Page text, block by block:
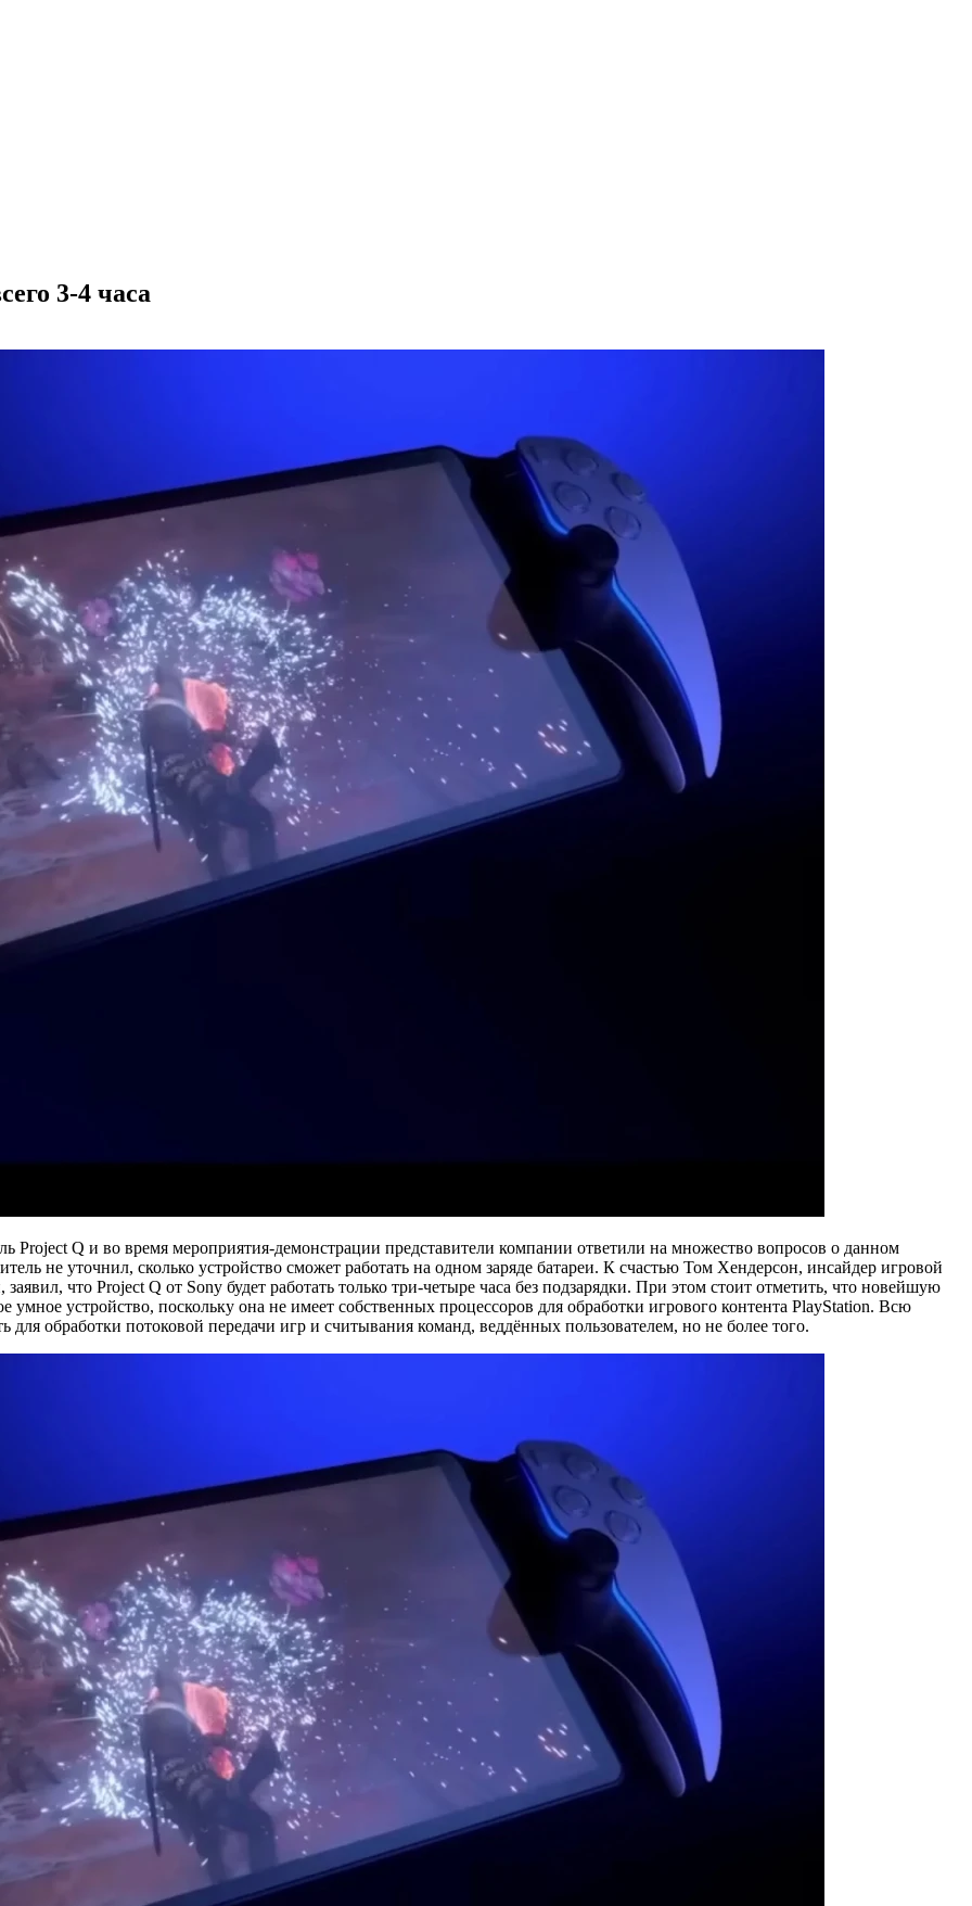
3-4 часа
Project Q и во время мероприятия-демонстрации представители компании ответили на множество вопросов о данном
не уточнил, сколько устройство сможет работать на одном заряде батареи. К счастью Том Хендерсон, инсайдер игровой
что Project Q от Sony будет работать только три-четыре часа без подзарядки. При этом стоит отметить, что новейшую
умное устройство, поскольку она не имеет собственных процессоров для обработки игрового контента PlayStation. Всю
обработки потоковой передачи игр и считывания команд, веддённых пользователем, но не более того.